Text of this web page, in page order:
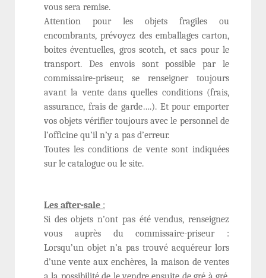
vous sera remise.
Attention pour les objets fragiles ou
encombrants, prévoyez des emballages carton,
boites éventuelles, gros scotch, et sacs pour le
transport. Des envois sont possible par le
commissaire-priseur, se renseigner toujours
avant la vente dans quelles conditions (frais,
assurance, frais de garde….). Et pour emporter
vos objets vérifier toujours avec le personnel de
l’officine qu’il n’y a pas d’erreur.
Toutes les conditions de vente sont indiquées
sur le catalogue ou le site.
Les after-sale :
Si des objets n’ont pas été vendus, renseignez
vous auprès du commissaire-priseur :
Lorsqu’un objet n’a pas trouvé acquéreur lors
d’une vente aux enchères, la maison de ventes